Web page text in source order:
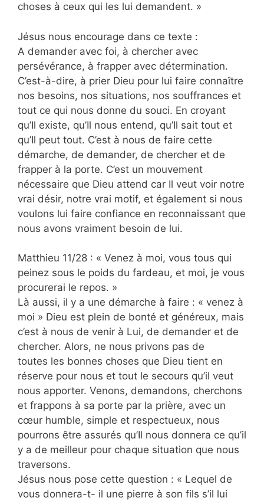
choses à ceux qui les lui demandent. »
Jésus nous encourage dans ce texte :
A demander avec foi, à chercher avec
persévérance, à frapper avec détermination.
C’est-à-dire, à prier Dieu pour lui faire connaître
nos besoins, nos situations, nos souffrances et
tout ce qui nous donne du souci. En croyant
qu’Il existe, qu’Il nous entend, qu’Il sait tout et
qu’Il peut tout. C’est à nous de faire cette
démarche, de demander, de chercher et de
frapper à la porte. C’est un mouvement
nécessaire que Dieu attend car Il veut voir notre
vrai désir, notre vrai motif, et également si nous
voulons lui faire confiance en reconnaissant que
nous avons vraiment besoin de lui.
Matthieu 11/28 : « Venez à moi, vous tous qui
peinez sous le poids du fardeau, et moi, je vous
procurerai le repos. »
Là aussi, il y a une démarche à faire : « venez à
moi » Dieu est plein de bonté et généreux, mais
c’est à nous de venir à Lui, de demander et de
chercher. Alors, ne nous privons pas de
toutes les bonnes choses que Dieu tient en
réserve pour nous et tout le secours qu’il veut
nous apporter. Venons, demandons, cherchons
et frappons à sa porte par la prière, avec un
cœur humble, simple et respectueux, nous
pourrons être assurés qu’Il nous donnera ce qu’il
y a de meilleur pour chaque situation que nous
traversons.
Jésus nous pose cette question : « Lequel de
vous donnera-t- il une pierre à son fils s’il lui